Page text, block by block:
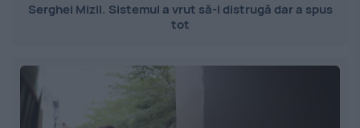
Serghei Mizil. Sistemul a vrut să-l distrugă dar a spus
tot